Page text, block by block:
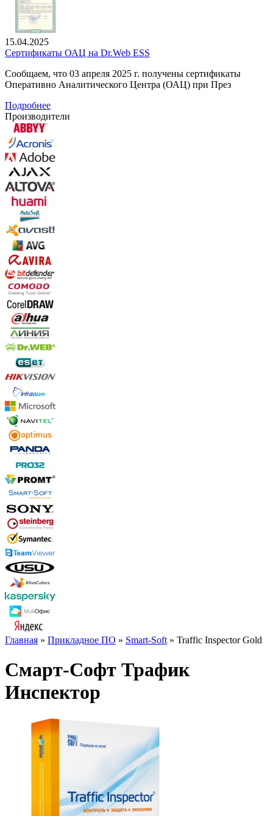
15.04.2025
Сертификаты ОАЦ на Dr.Web ESS
Сообщаем, что 03 апреля 2025 г. получены сертификаты
Оперативно Аналитического Центра (ОАЦ) при През
Подробнее
Производители
Главная » Прикладное ПО » Smart-Soft » Traffic Inspector Gold
Смарт-Софт Трафик
Инспектор